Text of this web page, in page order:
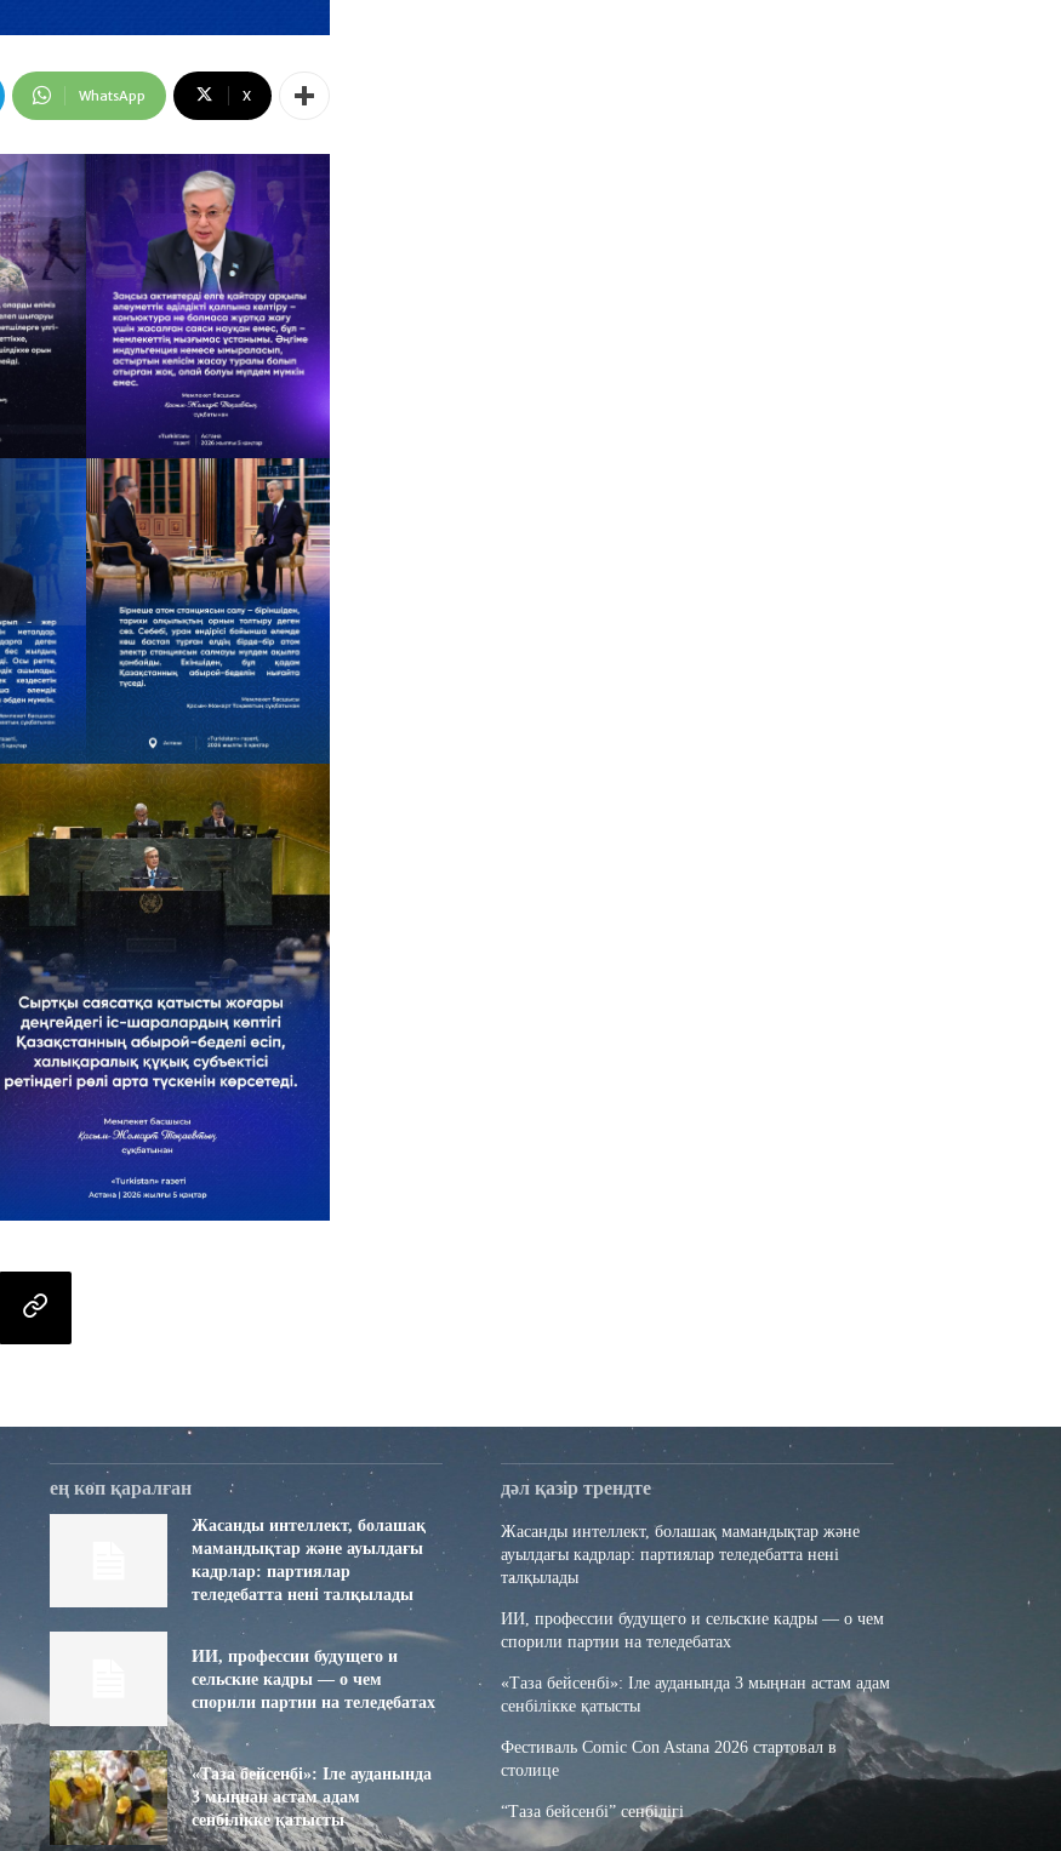
WhatsApp X
ең көп қаралған
Жасанды интеллект, болашақ
мамандықтар және ауылдағы
кадрлар: партиялар
теледебатта нені талқылады
ИИ, профессии будущего и
сельские кадры — о чем
спорили партии на теледебатах
«Таза бейсенбі»: Іле ауданында
3 мыңнан астам адам
сенбілікке қатысты
дәл қазір трендте
Жасанды интеллект, болашақ мамандықтар және
ауылдағы кадрлар: партиялар теледебатта нені
талқылады
ИИ, профессии будущего и сельские кадры — о чем
спорили партии на теледебатах
«Таза бейсенбі»: Іле ауданында 3 мыңнан астам адам
сенбілікке қатысты
Фестиваль Comic Con Astana 2026 стартовал в
столице
“Таза бейсенбі” cенбілігі